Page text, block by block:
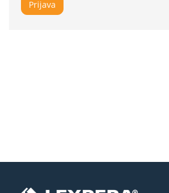
Prijava